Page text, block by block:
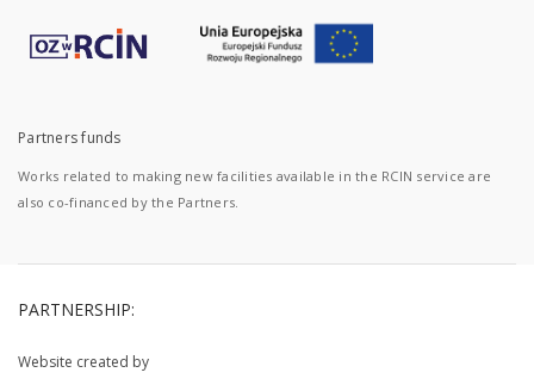
Partners funds
Works related to making new facilities available in the RCIN service are
also co-financed by the Partners.
PARTNERSHIP:
Website created by